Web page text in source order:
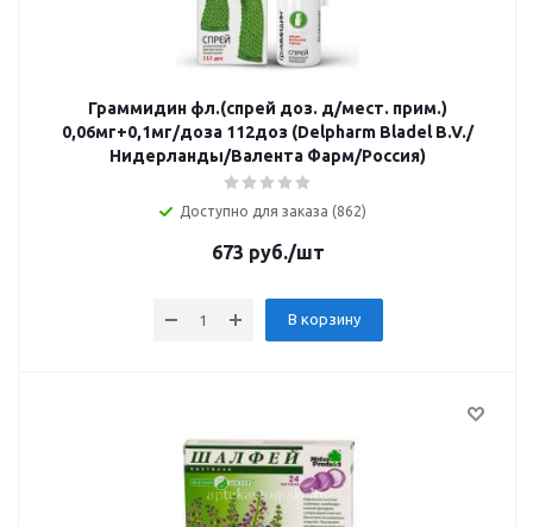
Граммидин фл.(спрей доз. д/мест. прим.)
0,06мг+0,1мг/доза 112доз (Delpharm Bladel B.V./
Нидерланды/Валента Фарм/Россия)
Доступно для заказа (862)
673 руб./шт
В корзину